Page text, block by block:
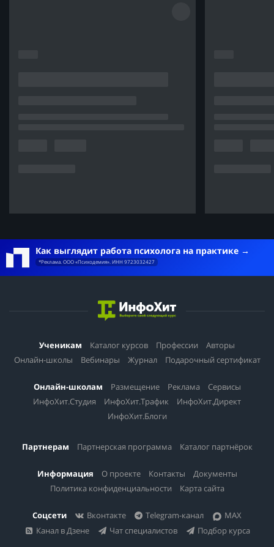
Как выглядит работа психолога на практике
*Реклама. ООО «Психодемия». ИНН 9723032427
Ученикам Каталог курсов Профессии
Авторы
Онлайн-школы
Вебинары Журнал Подарочный сертификат
Онлайн-школам Размещение Реклама
Сервисы
ИнфоХит.Студия
ИнфоХит.Трафик
ИнфоХит.Директ
ИнфоХит.Блоги
Партнерам Партнерская программа Каталог партнёрок
Информация О проекте Контакты
Документы
Политика конфиденциальности
Карта сайта
Соцсети Вконтакте Telegram-канал
MAX
Канал в Дзене
Чат специалистов Подбор курса